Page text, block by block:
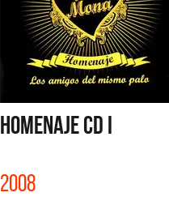
HOMENAJE CD I
2008